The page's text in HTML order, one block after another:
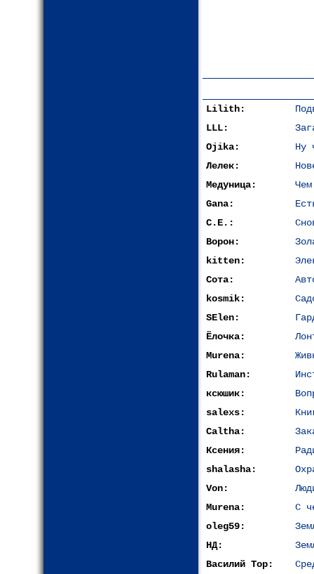
Lilith:
LLL:
Ojika:
Ну
Лелек:
Медуница:
Gana:
С.Е.:
Ворон:
kitten:
Сота:
kosmik:
SElen:
Ёлочка:
Murena:
Rulaman:
ксюшик:
salexs:
Caltha:
Ксения:
shalasha:
Von:
Murena:
С
oleg59:
НД:
Василий Тор: